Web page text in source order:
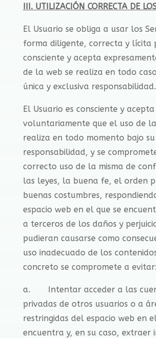
III. UTILIZACIÓN CORRECTA DE
El Usuario se obliga a usar los
forma diligente, correcta y lícita
consciente y acepta
de la web se realiza en todo
única y exclusiva responsabilidad.
El Usuario es consciente y acepta
voluntariamente que el uso de
realiza en todo momento bajo
responsabilidad, y se
correcto uso de la misma de
las leyes, la buena fe, el orden
buenas costumbres,
espacio web en el que se
a terceros de los daños y
pudieran causarse como
uso inadecuado de los
concreto se compromete a evitar:
a. Intentar acceder a las
privadas de otros usuarios o a
restringidas del espacio web en
encuentra y, en su caso, extraer